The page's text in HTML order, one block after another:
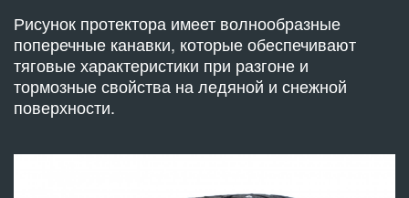
Рисунок протектора имеет волнообразные
поперечные канавки, которые обеспечивают
тяговые характеристики при разгоне и
тормозные свойства на ледяной и снежной
поверхности.